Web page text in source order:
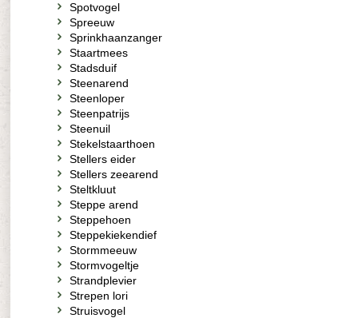
Spotvogel
Spreeuw
Sprinkhaanzanger
Staartmees
Stadsduif
Steenarend
Steenloper
Steenpatrijs
Steenuil
Stekelstaarthoen
Stellers eider
Stellers zeearend
Steltkluut
Steppe arend
Steppehoen
Steppekiekendief
Stormmeeuw
Stormvogeltje
Strandplevier
Strepen lori
Struisvogel